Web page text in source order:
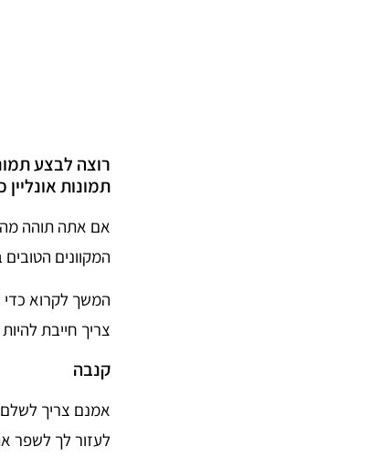
רוצה לבצע
תמונות
אם אתה תוהה מהן
המקוונים
המשך לקרוא כדי
צריך חייבת להיות
קנבה
אמנם צריך
לעזור לך לשפר